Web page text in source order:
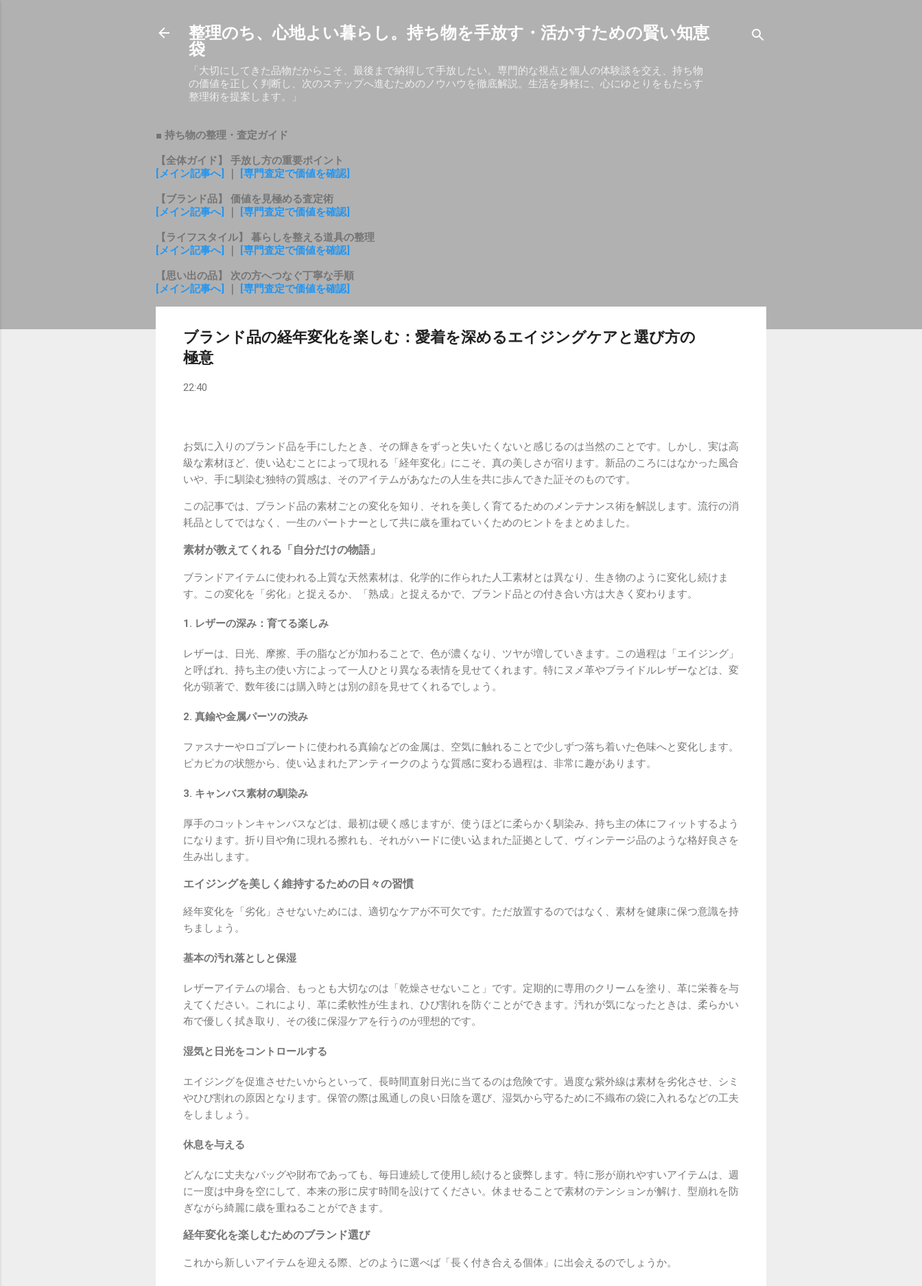
整理のち、心地よい暮らし。持ち物を手放す・活かすための賢い知恵
袋
「大切にしてきた品物だからこそ、最後まで納得して手放したい。専門的な視点と個人の体験談を交え、持ち物
の価値を正しく判断し、次のステップへ進むためのノウハウを徹底解説。生活を身軽に、心にゆとりをもたらす
整理術を提案します。」
■ 持ち物の整理・査定ガイド
【全体ガイド】 手放し方の重要ポイント
[メイン記事へ]
[専門査定で価値を確認]
【ブランド品】 価値を見極める査定術
[メイン記事へ]
[専門査定で価値を確認]
【ライフスタイル】 暮らしを整える道具の整理
[メイン記事へ]
[専門査定で価値を確認]
【思い出の品】 次の方へつなぐ丁寧な手順
[メイン記事へ]
[専門査定で価値を確認]
ブランド品の経年変化を楽しむ：愛着を深めるエイジングケアと選び方の
極意
22:40
お気に入りのブランド品を手にしたとき、その輝きをずっと失いたくないと感じるのは当然のことです。しかし、実は高
級な素材ほど、使い込むことによって現れる「経年変化」にこそ、真の美しさが宿ります。新品のころにはなかった風合
いや、手に馴染む独特の質感は、そのアイテムがあなたの人生を共に歩んできた証そのものです。
この記事では、ブランド品の素材ごとの変化を知り、それを美しく育てるためのメンテナンス術を解説します。流行の消
耗品としてではなく、一生のパートナーとして共に歳を重ねていくためのヒントをまとめました。
素材が教えてくれる「自分だけの物語」
ブランドアイテムに使われる上質な天然素材は、化学的に作られた人工素材とは異なり、生き物のように変化し続けま
す。この変化を「劣化」と捉えるか、「熟成」と捉えるかで、ブランド品との付き合い方は大きく変わります。
1. レザーの深み：育てる楽しみ
レザーは、日光、摩擦、手の脂などが加わることで、色が濃くなり、ツヤが増していきます。この過程は「エイジング」
と呼ばれ、持ち主の使い方によって一人ひとり異なる表情を見せてくれます。特にヌメ革やブライドルレザーなどは、変
化が顕著で、数年後には購入時とは別の顔を見せてくれるでしょう。
2. 真鍮や金属パーツの渋み
ファスナーやロゴプレートに使われる真鍮などの金属は、空気に触れることで少しずつ落ち着いた色味へと変化します。
ピカピカの状態から、使い込まれたアンティークのような質感に変わる過程は、非常に趣があります。
3. キャンバス素材の馴染み
厚手のコットンキャンバスなどは、最初は硬く感じますが、使うほどに柔らかく馴染み、持ち主の体にフィットするよう
になります。折り目や角に現れる擦れも、それがハードに使い込まれた証拠として、ヴィンテージ品のような格好良さを
生み出します。
エイジングを美しく維持するための日々の習慣
経年変化を「劣化」させないためには、適切なケアが不可欠です。ただ放置するのではなく、素材を健康に保つ意識を持
ちましょう。
基本の汚れ落としと保湿
レザーアイテムの場合、もっとも大切なのは「乾燥させないこと」です。定期的に専用のクリームを塗り、革に栄養を与
えてください。これにより、革に柔軟性が生まれ、ひび割れを防ぐことができます。汚れが気になったときは、柔らかい
布で優しく拭き取り、その後に保湿ケアを行うのが理想的です。
湿気と日光をコントロールする
エイジングを促進させたいからといって、長時間直射日光に当てるのは危険です。過度な紫外線は素材を劣化させ、シミ
やひび割れの原因となります。保管の際は風通しの良い日陰を選び、湿気から守るために不織布の袋に入れるなどの工夫
をしましょう。
休息を与える
どんなに丈夫なバッグや財布であっても、毎日連続して使用し続けると疲弊します。特に形が崩れやすいアイテムは、週
に一度は中身を空にして、本来の形に戻す時間を設けてください。休ませることで素材のテンションが解け、型崩れを防
ぎながら綺麗に歳を重ねることができます。
経年変化を楽しむためのブランド選び
これから新しいアイテムを迎える際、どのように選べば「長く付き合える個体」に出会えるのでしょうか。